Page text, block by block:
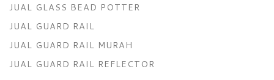
JUAL GLASS BEAD POTTER
JUAL GUARD RAIL
JUAL GUARD RAIL MURAH
JUAL GUARD RAIL REFLECTOR